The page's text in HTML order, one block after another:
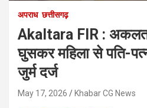
अपराध छत्तीसगढ़
Akaltara FIR :
घुसकर महिला से पति-
जुर्म दर्ज
May 17, 2026 Khabar CG News